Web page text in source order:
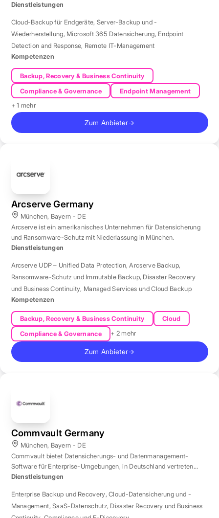
Dienstleistungen
Cloud-Backup für Endgeräte, Server-Backup und -
Wiederherstellung, Microsoft 365 Datensicherung, Endpoint
Detection and Response, Remote IT-Management
Kompetenzen
Backup, Recovery & Business Continuity
Compliance & Governance
Endpoint Management
+ 1 mehr
Zum Anbieter→
Arcserve Germany
München, Bayern - DE
Arcserve ist ein amerikanisches Unternehmen für Datensicherung
und Ransomware-Schutz mit Niederlassung in München.
Dienstleistungen
Arcserve UDP – Unified Data Protection,Arcserve Backup,
Ransomware-Schutz und Immutable Backup, Disaster Recovery
und Business Continuity, Managed Services und Cloud Backup
Kompetenzen
Backup, Recovery & Business Continuity
Cloud
Compliance & Governance
+ 2 mehr
Zum Anbieter→
Commvault Germany
München, Bayern - DE
Commvault bietet Datensicherungs- und Datenmanagement-
Software für Enterprise-Umgebungen, in Deutschland vertreten
durch eine Niederlassung in München.
Dienstleistungen
Enterprise Backup und Recovery,Cloud-Datensicherung und -
Management,SaaS-Datenschutz, Disaster Recovery und Business